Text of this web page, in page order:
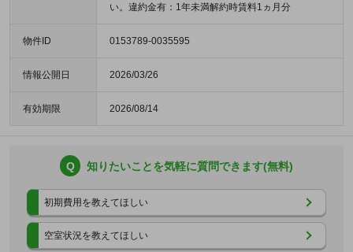
い。違約金有：1年未満解約時賃料1ヵ月分
物件ID 0153789-0035595
情報公開日 2026/03/26
有効期限 2026/08/14
Q 知りたいことを気軽に質問できます(無料)
初期費用を教えてほしい
空室状況を教えてほしい